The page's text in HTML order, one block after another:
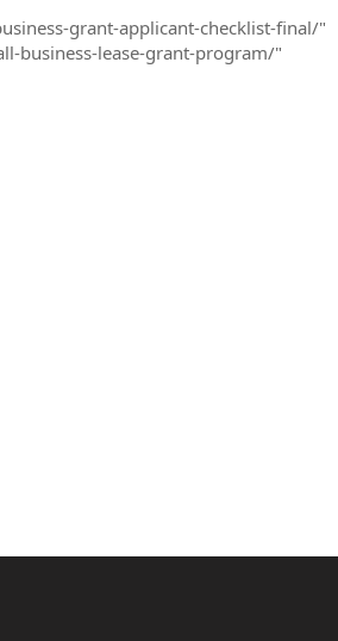
grant-applicant-checklist-final/"
business-lease-grant-program/"